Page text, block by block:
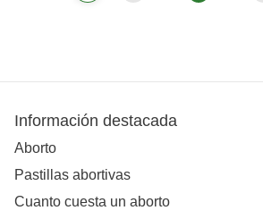
Información destacada
Aborto
Pastillas abortivas
Cuanto cuesta un aborto